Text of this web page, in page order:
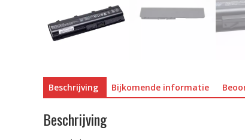
Beschrijving Bijkomende informatie
Beschrijving